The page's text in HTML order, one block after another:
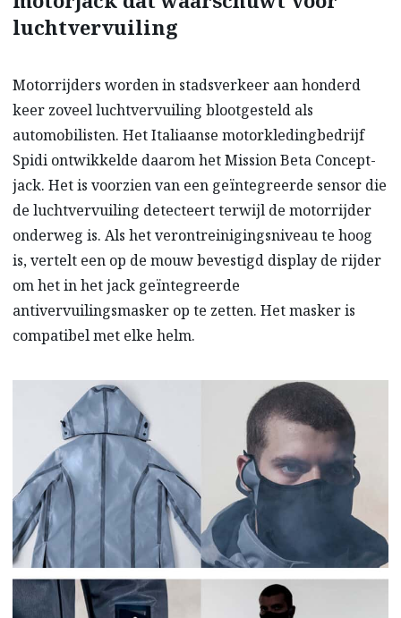
luchtvervuiling
Motorrijders worden in stadsverkeer aan honderd
keer zoveel luchtvervuiling blootgesteld als
automobilisten. Het Italiaanse motorkledingbedrijf
Spidi ontwikkelde daarom het Mission Beta Concept-
jack. Het is voorzien van een geïntegreerde sensor die
de luchtvervuiling detecteert terwijl de motorrijder
onderweg is. Als het verontreinigingsniveau te hoog
is, vertelt een op de mouw bevestigd display de rijder
om het in het jack geïntegreerde
antivervuilingsmasker op te zetten. Het masker is
compatibel met elke helm.